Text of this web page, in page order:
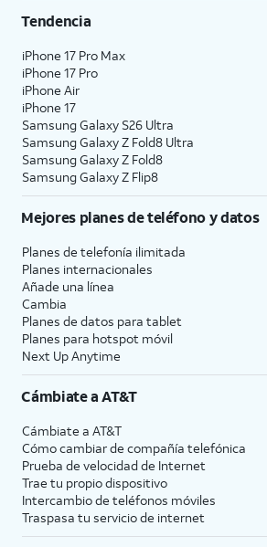
Tendencia
iPhone 17 Pro Max
iPhone 17 Pro
iPhone Air
iPhone 17
Samsung Galaxy S26 Ultra
Samsung Galaxy Z Fold8 Ultra
Samsung Galaxy Z Fold8
Samsung Galaxy Z Flip8
Mejores planes de teléfono y datos
Planes de telefonía ilimitada
Planes internacionales
Añade una línea
Cambia
Planes de datos para tablet
Planes para hotspot móvil
Next Up Anytime
Cámbiate aAT&T
Cámbiate a AT&T
Cómo cambiar de compañía telefónica
Prueba de velocidad de Internet
Trae tu propio dispositivo
Intercambio de teléfonos móviles
Traspasa tu servicio de internet